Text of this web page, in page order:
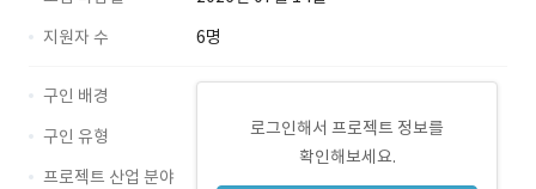
지원자 수
6명
로그인해서 프로젝트 정보를
확인해보세요.
구인 배경
구인 유형
프로젝트 산업 분야